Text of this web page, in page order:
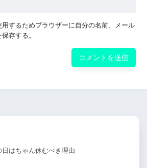
するためブラウザーに自分の名前、メール
存する。
日はちゃん休むべき理由